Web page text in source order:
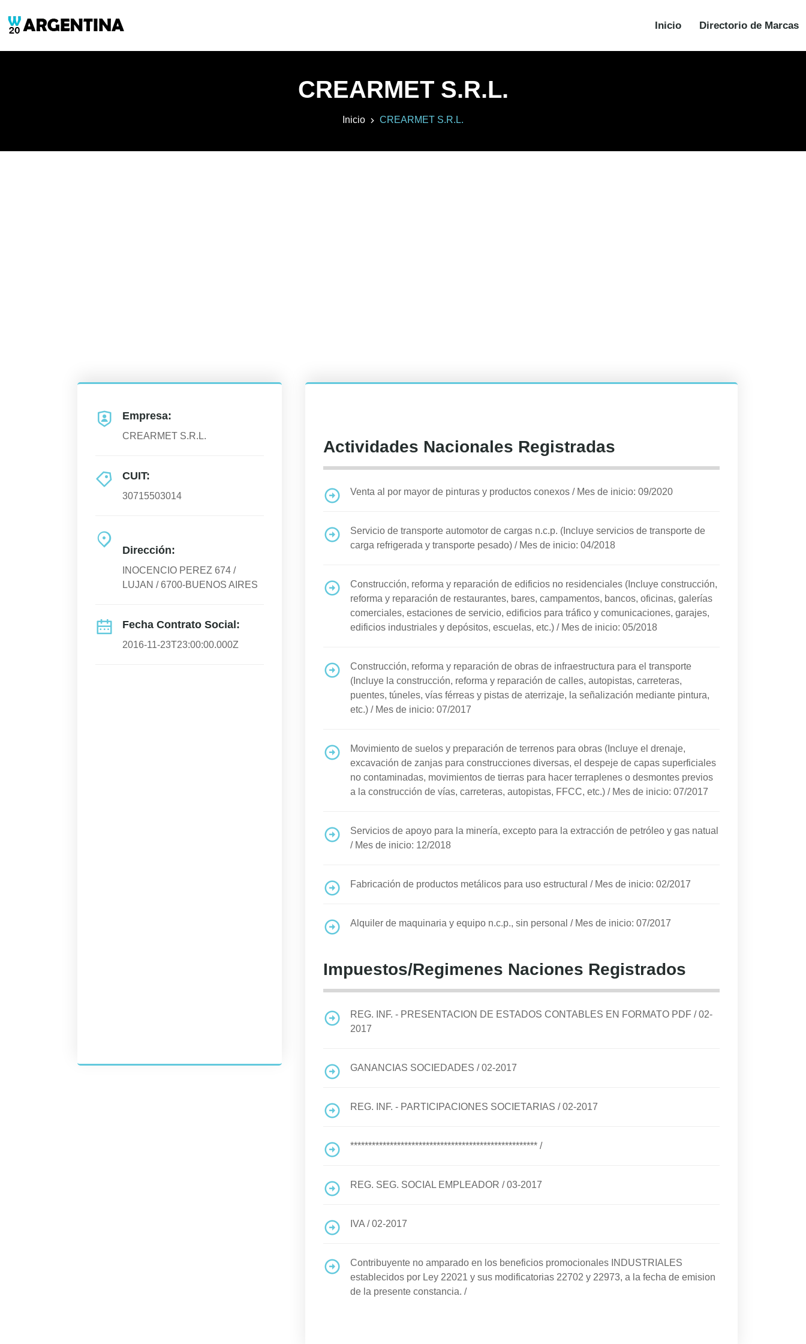
Inicio Directorio de Marcas
CREARMET S.R.L.
Inicio CREARMET S.R.L.
Empresa:
CREARMET S.R.L.
CUIT:
30715503014
Dirección:
INOCENCIO PEREZ 674 /
LUJAN / 6700-BUENOS AIRES
Fecha Contrato Social:
2016-11-23T23:00:00.000Z
Actividades Nacionales Registradas
Venta al por mayor de pinturas y productos conexos / Mes de inicio: 09/2020
Servicio de transporte automotor de cargas n.c.p. (Incluye servicios de transporte de
carga refrigerada y transporte pesado) / Mes de inicio: 04/2018
Construcción, reforma y reparación de edificios no residenciales (Incluye construcción,
reforma y reparación de restaurantes, bares, campamentos, bancos, oficinas, galerías
comerciales, estaciones de servicio, edificios para tráfico y comunicaciones, garajes,
edificios industriales y depósitos, escuelas, etc.) / Mes de inicio: 05/2018
Construcción, reforma y reparación de obras de infraestructura para el transporte
(Incluye la construcción, reforma y reparación de calles, autopistas, carreteras,
puentes, túneles, vías férreas y pistas de aterrizaje, la señalización mediante pintura,
etc.) / Mes de inicio: 07/2017
Movimiento de suelos y preparación de terrenos para obras (Incluye el drenaje,
excavación de zanjas para construcciones diversas, el despeje de capas superficiales
no contaminadas, movimientos de tierras para hacer terraplenes o desmontes previos
a la construcción de vías, carreteras, autopistas, FFCC, etc.) / Mes de inicio: 07/2017
Servicios de apoyo para la minería, excepto para la extracción de petróleo y gas natual
/ Mes de inicio: 12/2018
Fabricación de productos metálicos para uso estructural / Mes de inicio: 02/2017
Alquiler de maquinaria y equipo n.c.p., sin personal / Mes de inicio: 07/2017
Impuestos/Regimenes Naciones Registrados
REG. INF. - PRESENTACION DE ESTADOS CONTABLES EN FORMATO PDF /02-
2017
GANANCIAS SOCIEDADES /02-2017
REG. INF. - PARTICIPACIONES SOCIETARIAS /02-2017
**************************************************** /
REG. SEG. SOCIAL EMPLEADOR /03-2017
IVA /02-2017
Contribuyente no amparado en los beneficios promocionales INDUSTRIALES
establecidos por Ley 22021 y sus modificatorias 22702 y 22973, a la fecha de emision
de la presente constancia. /